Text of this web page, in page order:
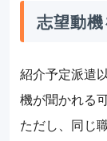
志望動
紹介予定派遣
機が聞かれる
ただし、同じ